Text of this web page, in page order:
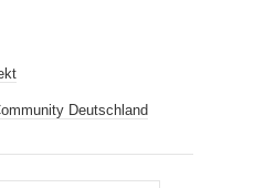
Deutschland